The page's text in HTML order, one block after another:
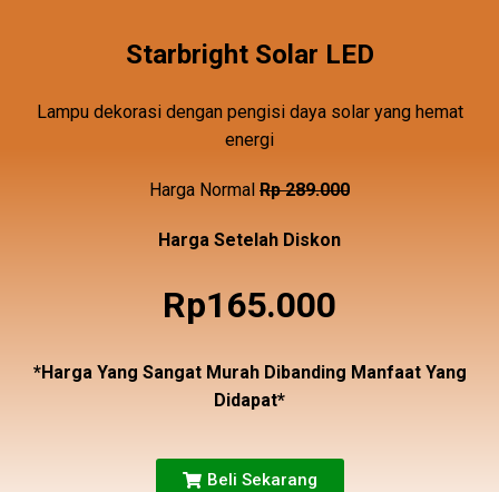
Starbright Solar LED
Lampu dekorasi dengan pengisi daya solar yang hemat
energi
Harga Normal Rp 289.000
Harga Setelah Diskon
Rp165.000
*Harga Yang Sangat Murah Dibanding Manfaat Yang
Didapat*
Beli Sekarang